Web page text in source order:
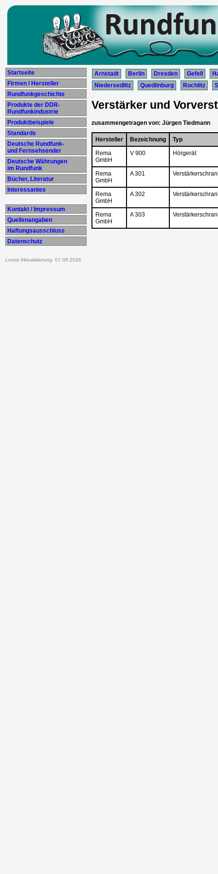
Startseite
Firmen / Hersteller
Rundfunkgeschichte
Produkte der DDR-
Rundfunkindustrie
Produktbeispiele
Standards
Deutsche Rundfunk-
und Fernsehsender
Deutsche Währungen
im Rundfunk
Bücher, Literatur
Interessantes
Kontakt / Impressum
Quellenangaben
Haftungsausschluss
Datenschutz
Letzte Aktualisierung: 07.08.2026
Arnstadt Berlin Dresden Gefell
Niedersedlitz
Quedlinburg Rochlitz
Verstärker und
zusammengetragen von: Jürgen Tiedmann
Hersteller Bezeichnung
Typ
Rema
GmbH
V 900 Hörgerät
Rema
GmbH
A 301
Rema
GmbH
A 302
Rema
GmbH
A 303